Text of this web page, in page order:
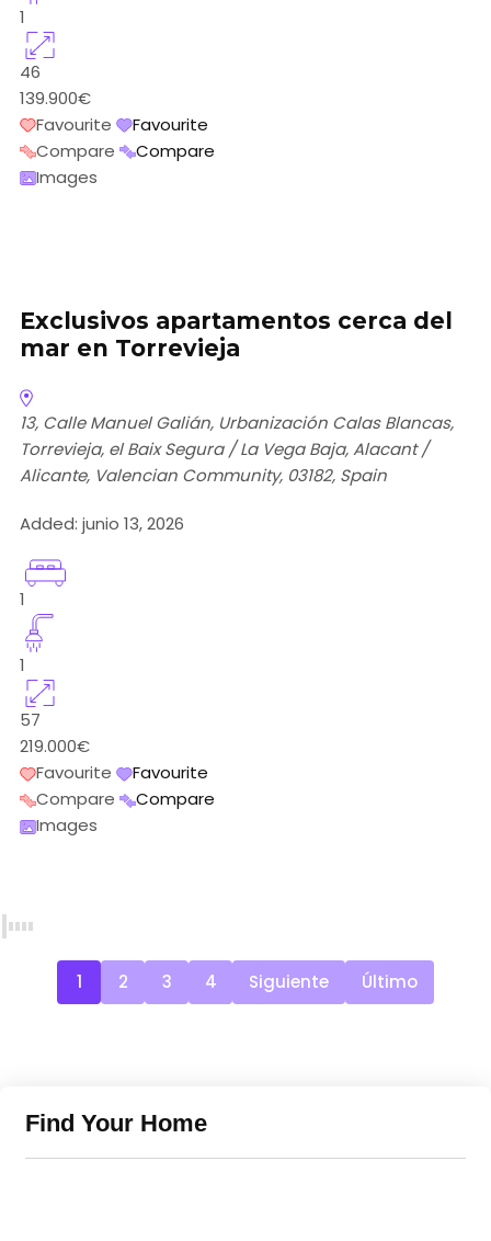
1
46
139.900€
Favourite
Favourite
Compare
Compare
Images
Exclusivos apartamentos cerca del
mar en Torrevieja
13, Calle Manuel Galián, Urbanización Calas Blancas,
Torrevieja, el Baix Segura / La Vega Baja, Alacant /
Alicante, Valencian Community, 03182, Spain
Added: junio 13, 2026
1
1
57
219.000€
Favourite
Favourite
Compare
Compare
Images
1 2 3 4 Siguiente Último
Find Your Home